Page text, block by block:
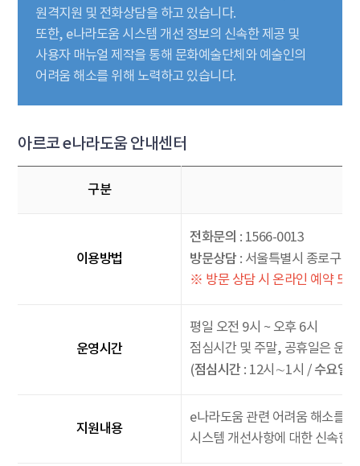
원격지원 및 전화상담을 하고 있습니다.
또한, e나라도움 시스템 개선 정보의 신속한 제공 및
사용자 매뉴얼 제작을 통해 문화예술단체와 예술인의
어려움 해소를 위해 노력하고 있습니다.
아르코 e나라도움 안내센터
구분
이용방법
전화문의 : 1566-0013
방문상담 : 서울특별시 종로구
※ 방문 상담 시 온라인 예약 또
운영시간
평일 오전 9시 ~ 오후 6시
점심시간 및 주말, 공휴일은 운영
(점심시간 : 12시∼1시 /수요일
지원내용
e나라도움 관련 어려움 해소를
시스템 개선사항에 대한 신속한